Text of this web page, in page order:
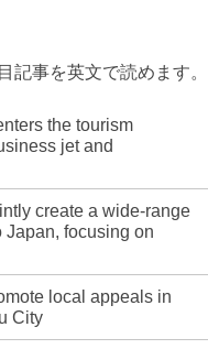
記事を英文で読めます。
the tourism
jet and
create a wide-range
Japan, focusing on
local appeals in
City